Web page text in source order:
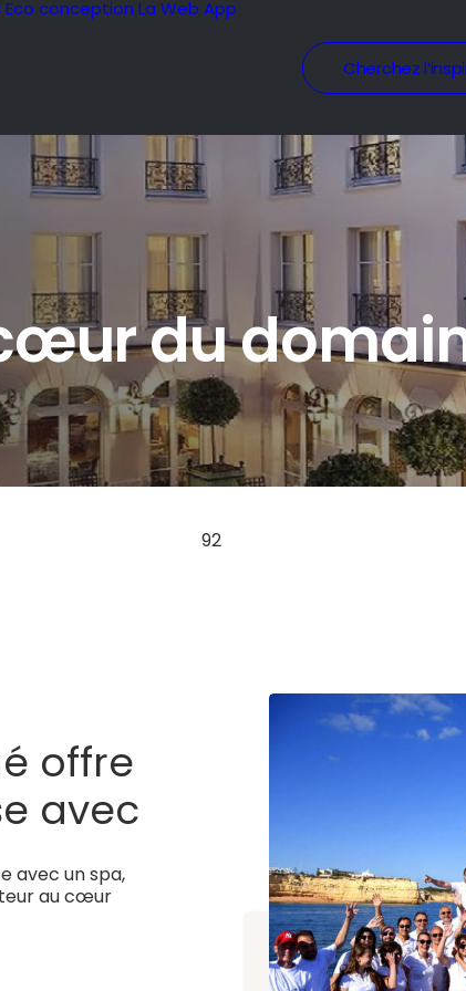
Eco conception La Web App
Cherchez
du
92
offre
avec
un
avec un spa,
au cœur